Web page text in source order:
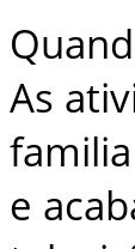
As
familia
e